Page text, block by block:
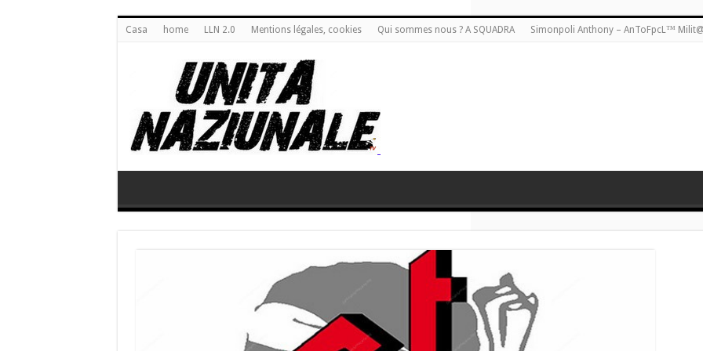
Casa home LLN 2.0 Mentions légales, cookies Qui sommes nous ? A SQUADRA Simonpoli Anthony – AnToFpcL™